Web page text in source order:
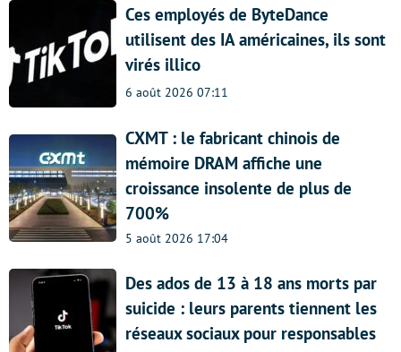
Ces employés de ByteDance
utilisent des IA américaines, ils sont
virés illico
6 août 2026 07:11
CXMT : le fabricant chinois de
mémoire DRAM affiche une
croissance insolente de plus de
700%
5 août 2026 17:04
Des ados de 13 à 18 ans morts par
suicide : leurs parents tiennent les
réseaux sociaux pour responsables